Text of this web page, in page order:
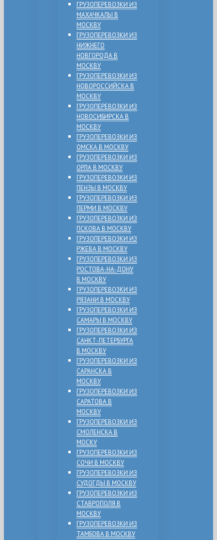
ГРУЗОПЕРЕВОЗКИ ИЗ
МАХАЧКАЛЫ В
МОСКВУ
ГРУЗОПЕРЕВОЗКИ ИЗ
НИЖНЕГО
НОВГОРОДА В
МОСКВУ
ГРУЗОПЕРЕВОЗКИ ИЗ
НОВОРОССИЙСКА В
МОСКВУ
ГРУЗОПЕРЕВОЗКИ ИЗ
НОВОСИБИРСКА В
МОСКВУ
ГРУЗОПЕРЕВОЗКИ ИЗ
ОМСКА В МОСКВУ
ГРУЗОПЕРЕВОЗКИ ИЗ
ОРЛА В МОСКВУ
ГРУЗОПЕРЕВОЗКИ ИЗ
ПЕНЗЫ В МОСКВУ
ГРУЗОПЕРЕВОЗКИ ИЗ
ПЕРМИ В МОСКВУ
ГРУЗОПЕРЕВОЗКИ ИЗ
ПСКОВА В МОСКВУ
ГРУЗОПЕРЕВОЗКИ ИЗ
РЖЕВА В МОСКВУ
ГРУЗОПЕРЕВОЗКИ ИЗ
РОСТОВА-НА-ДОНУ
В МОСКВУ
ГРУЗОПЕРЕВОЗКИ ИЗ
РЯЗАНИ В МОСКВУ
ГРУЗОПЕРЕВОЗКИ ИЗ
САМАРЫ В МОСКВУ
ГРУЗОПЕРЕВОЗКИ ИЗ
САНКТ-ПЕТЕРБУРГА
В МОСКВУ
ГРУЗОПЕРЕВОЗКИ ИЗ
САРАНСКА В
МОСКВУ
ГРУЗОПЕРЕВОЗКИ ИЗ
САРАТОВА В
МОСКВУ
ГРУЗОПЕРЕВОЗКИ ИЗ
СМОЛЕНСКА В
МОСКУ
ГРУЗОПЕРЕВОЗКИ ИЗ
СОЧИ В МОСКВУ
ГРУЗОПЕРЕВОЗКИ ИЗ
СУДОГДЫ В МОСКВУ
ГРУЗОПЕРЕВОЗКИ ИЗ
СТАВРОПОЛЯ В
МОСКВУ
ГРУЗОПЕРЕВОЗКИ ИЗ
ТАМБОВА В МОСКВУ